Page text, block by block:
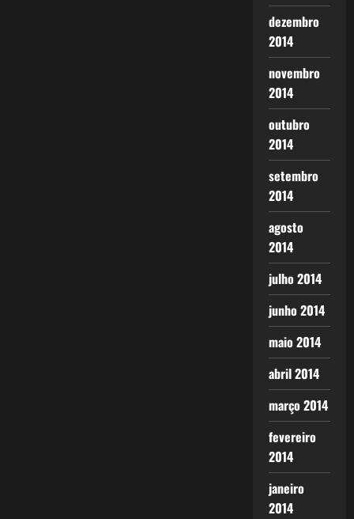
dezembro
2014
novembro
2014
outubro
2014
setembro
2014
agosto
2014
julho 2014
junho 2014
maio 2014
abril 2014
março 2014
fevereiro
2014
janeiro
2014